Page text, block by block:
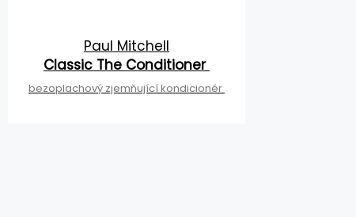
Paul Mitchell
Classic The Conditioner
bezoplachový zjemňující kondicionér